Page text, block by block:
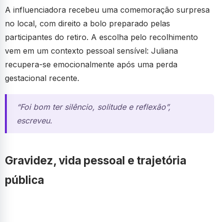
A influenciadora recebeu uma comemoração surpresa
no local, com direito a bolo preparado pelas
participantes do retiro. A escolha pelo recolhimento
vem em um contexto pessoal sensível: Juliana
recupera-se emocionalmente após uma perda
gestacional recente.
“Foi bom ter silêncio, solitude e reflexão”,
escreveu.
Gravidez, vida pessoal e trajetória
pública